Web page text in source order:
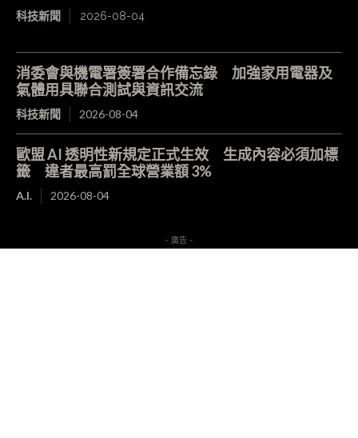
科技新聞 2026-08-04
消委會與機電署簽署合作備忘錄 加強家用電器及
氣體用具聯合測試與資訊交流
科技新聞 2026-08-04
歐盟 AI 透明性新規定正式生效 生成內容必須加標
籤 違者最高罰全球營業額 3%
A.I. 2026-08-04
- 廣告 -